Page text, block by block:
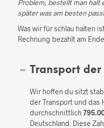
Problem, bestellt man halt
später was am besten
Was wir für schlau halten
Rechnung bezahlt am
Transport der
Wir hoffen du sitzt
der Transport und das
durchschnittlich
Deutschland. Diese